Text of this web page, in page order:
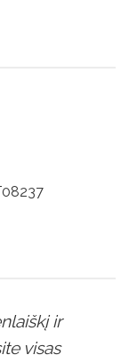
08237
ir
visas